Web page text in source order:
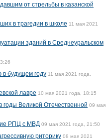
от стрельбы в казанской
в трагедии в школе 11 мая 2021
зданий в Среднеуральском
будущем году 11 мая 2021 года,
лавре 10 мая 2021 года, 18:15
Великой Отечественной 09 мая
РПЦ с МВД 09 мая 2021 года, 21:50
риторику 08 мая 2021